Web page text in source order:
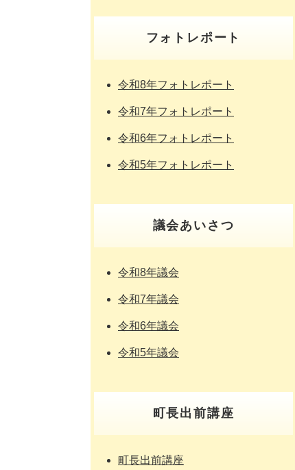
フォトレポート
令和8年フォトレポート
令和7年フォトレポート
令和6年フォトレポート
令和5年フォトレポート
議会あいさつ
令和8年議会
令和7年議会
令和6年議会
令和5年議会
町長出前講座
町長出前講座